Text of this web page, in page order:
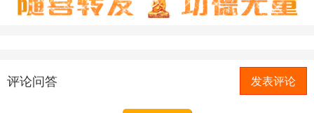
评论问答 发表评论